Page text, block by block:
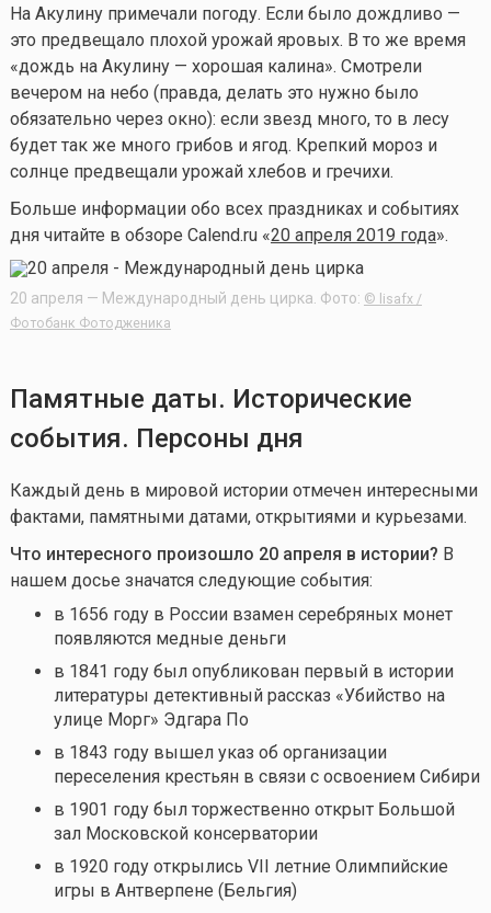
На Акулину примечали погоду. Если было дождливо —
это предвещало плохой урожай яровых. В то же время
«дождь на Акулину — хорошая калина». Смотрели
вечером на небо (правда, делать это нужно было
обязательно через окно): если звезд много, то в лесу
будет так же много грибов и ягод. Крепкий мороз и
солнце предвещали урожай хлебов и гречихи.
Больше информации обо всех праздниках и событиях
дня читайте в обзоре Calend.ru «20 апреля 2019 года».
20 апреля — Международный день цирка. Фото: © lisafx /
Фотобанк Фотодженика
Памятные даты. Исторические
события. Персоны дня
Каждый день в мировой истории отмечен интересными
фактами, памятными датами, открытиями и курьезами.
Что интересного произошло 20 апреля в истории? В
нашем досье значатся следующие события:
в 1656 году в России взамен серебряных монет
появляются медные деньги
в 1841 году был опубликован первый в истории
литературы детективный рассказ «Убийство на
улице Морг» Эдгара По
в 1843 году вышел указ об организации
переселения крестьян в связи с освоением Сибири
в 1901 году был торжественно открыт Большой
зал Московской консерватории
в 1920 году открылись VII летние Олимпийские
игры в Антверпене (Бельгия)